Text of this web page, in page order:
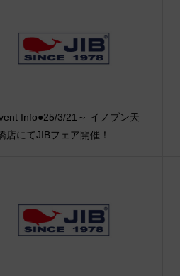
Info●25/3/21～ イノブン天
店にてJIBフェア開催！